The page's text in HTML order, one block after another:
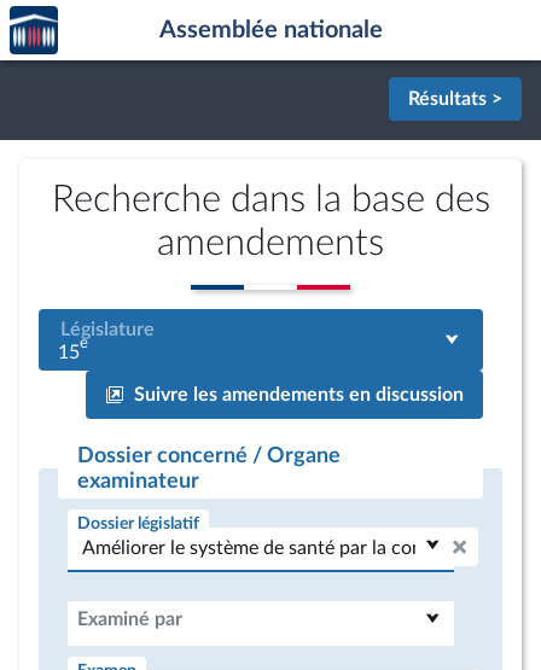
Aller au contenu
Aller en bas de la page
Accèder
à la
page
Assemblée nationale
Résultats >
Recherche dans la base des
amendements
Législature
15e
Suivre les amendements en discussion
Dossier concerné / Organe
examinateur
Dossier législatif
Examiné par